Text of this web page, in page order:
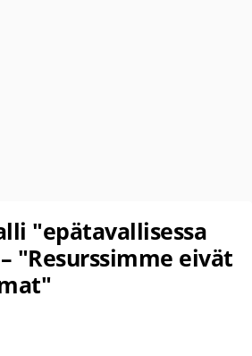
"epätavallisessa
"Resurssimme eivät